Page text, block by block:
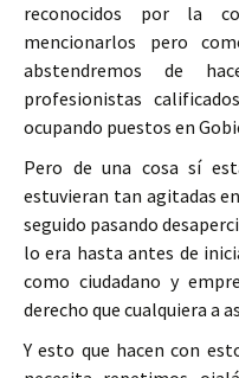
reconocidos por la
mencionarlos pero
abstendremos de
profesionistas
ocupando puestos en
Pero de una cosa sí
estuvieran tan agitadas
seguido pasando
lo era hasta antes de
como ciudadano y
derecho que cualquiera a
Y esto que hacen con